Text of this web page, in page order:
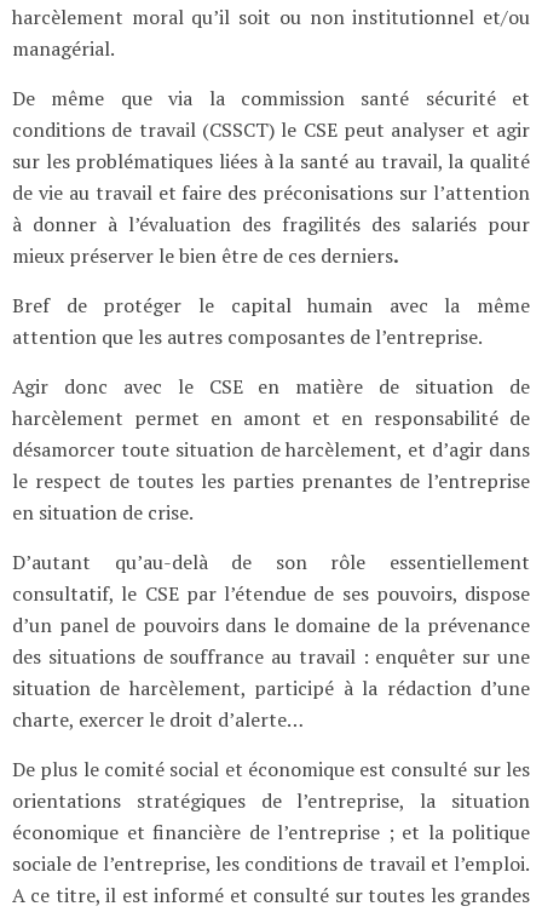
harcèlement moral qu’il soit ou non institutionnel et/ou
managérial.
De même que via la commission santé sécurité et
conditions de travail (CSSCT) le CSE peut analyser et agir
sur les problématiques liées à la santé au travail, la qualité
de vie au travail et faire des préconisations sur l’attention
à donner à l’évaluation des fragilités des salariés pour
mieux préserver le bien être de ces derniers.
Bref de protéger le capital humain avec la même
attention que les autres composantes de l’entreprise.
Agir donc avec le CSE en matière de situation de
harcèlement permet en amont et en responsabilité de
désamorcer toute situation de harcèlement, et d’agir dans
le respect de toutes les parties prenantes de l’entreprise
en situation de crise.
D’autant qu’au-delà de son rôle essentiellement
consultatif, le CSE par l’étendue de ses pouvoirs, dispose
d’un panel de pouvoirs dans le domaine de la prévenance
des situations de souffrance au travail : enquêter sur une
situation de harcèlement, participé à la rédaction d’une
charte, exercer le droit d’alerte…
De plus le comité social et économique est consulté sur les
orientations stratégiques de l’entreprise, la situation
économique et financière de l’entreprise ; et la politique
sociale de l’entreprise, les conditions de travail et l’emploi.
A ce titre, il est informé et consulté sur toutes les grandes